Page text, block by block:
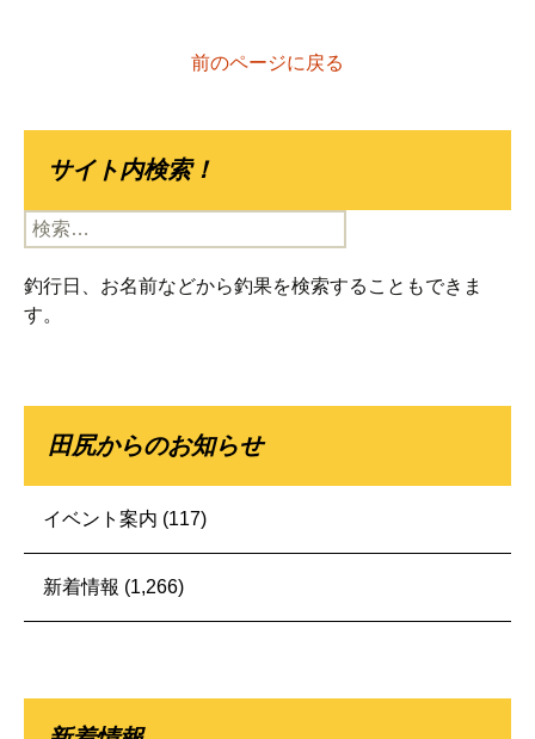
前のページに戻る
サイト内検索！
検
索:
釣行日、お名前などから釣果を検索することもできま
す。
田尻からのお知らせ
イベント案内 (117)
新着情報 (1,266)